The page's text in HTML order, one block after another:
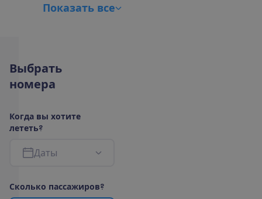
Показать все
Выбрать
номера
Когда вы хотите
лететь?
Даты
Сколько пассажиров?